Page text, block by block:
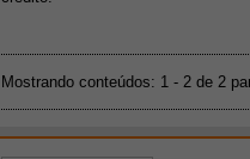
Mostrando conteúdos: 1 - 2 de 2